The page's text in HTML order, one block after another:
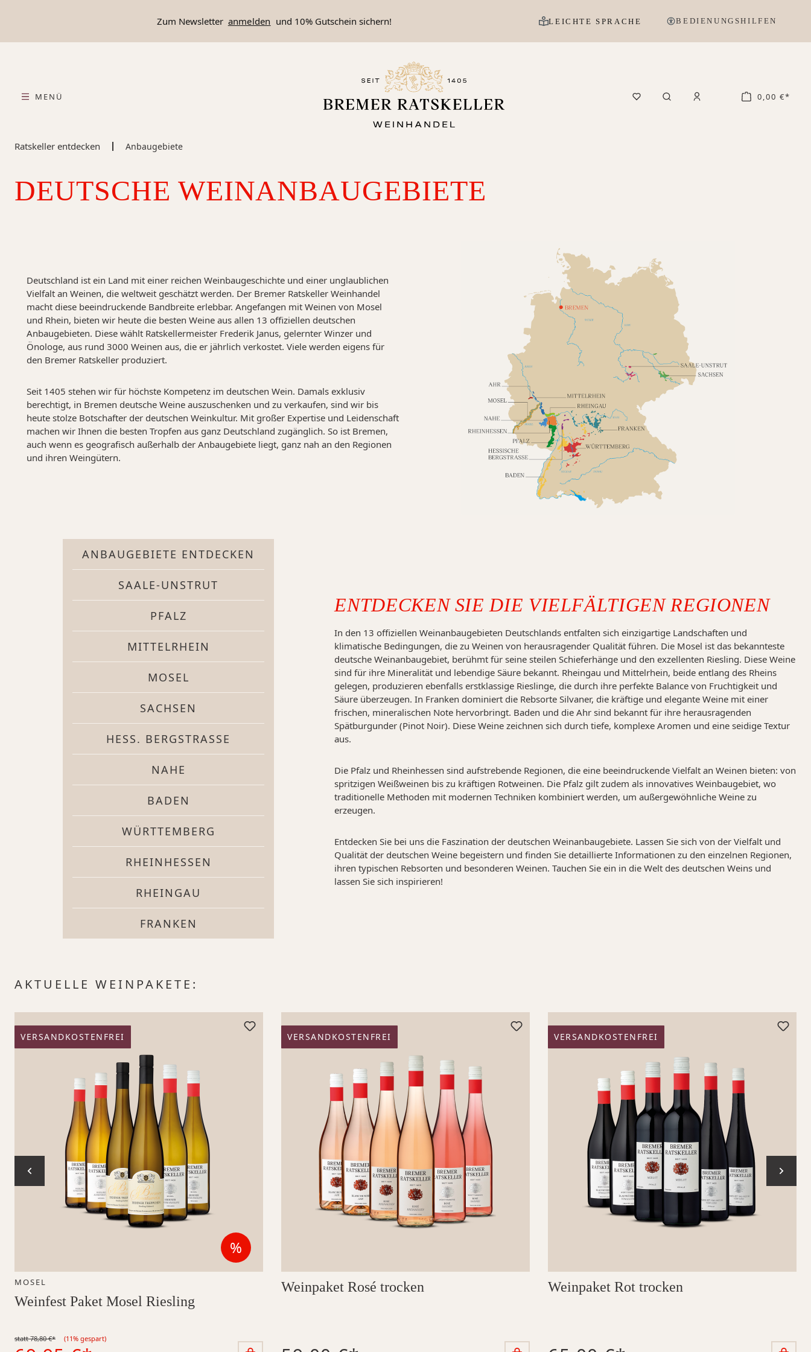
Zum Newsletter anmelden und 10% Gutschein sichern! LEICHTE SPRACHE BEDIENUNGSHILFEN
MENÜ 0,00 €*
Ratskeller entdecken Anbaugebiete
DEUTSCHE WEINANBAU­GEBIETE
Deutschland ist ein Land mit einer reichen Weinbaugeschichte und einer unglaublichen
Vielfalt an Weinen, die weltweit geschätzt werden. Der Bremer Ratskeller Weinhandel
macht diese beeindruckende Bandbreite erlebbar. Angefangen mit Weinen von Mosel
und Rhein, bieten wir heute die besten Weine aus allen 13 offiziellen deutschen
Anbaugebieten. Diese wählt Ratskellermeister Frederik Janus, gelernter Winzer und
Önologe, aus rund 3000 Weinen aus, die er jährlich verkostet. Viele werden eigens für
den Bremer Ratskeller produziert.
Seit 1405 stehen wir für höchste Kompetenz im deutschen Wein. Damals exklusiv
berechtigt, in Bremen deutsche Weine auszuschenken und zu verkaufen, sind wir bis
heute stolze Botschafter der deutschen Weinkultur. Mit großer Expertise und Leidenschaft
machen wir Ihnen die besten Tropfen aus ganz Deutschland zugänglich. So ist Bremen,
auch wenn es geografisch außerhalb der Anbaugebiete liegt, ganz nah an den Regionen
und ihren Weingütern.
ANBAUGEBIETE ENTDECKEN
SAALE-UNSTRUT
PFALZ
MITTELRHEIN
MOSEL
SACHSEN
HESS. BERGSTRASSE
NAHE
BADEN
WÜRTTEMBERG
RHEINHESSEN
RHEINGAU
FRANKEN
ENTDECKEN SIE DIE VIELFÄLTIGEN REGIONEN
In den 13 offiziellen Weinanbaugebieten Deutschlands entfalten sich einzigartige Landschaften und
klimatische Bedingungen, die zu Weinen von herausragender Qualität führen. Die Mosel ist das bekannteste
deutsche Weinanbaugebiet, berühmt für seine steilen Schieferhänge und den exzellenten Riesling. Diese Weine
sind für ihre Mineralität und lebendige Säure bekannt. Rheingau und Mittelrhein, beide entlang des Rheins
gelegen, produzieren ebenfalls erstklassige Rieslinge, die durch ihre perfekte Balance von Fruchtigkeit und
Säure überzeugen. In Franken dominiert die Rebsorte Silvaner, die kräftige und elegante Weine mit einer
frischen, mineralischen Note hervorbringt. Baden und die Ahr sind bekannt für ihre herausragenden
Spätburgunder (Pinot Noir). Diese Weine zeichnen sich durch tiefe, komplexe Aromen und eine seidige Textur
aus.
Die Pfalz und Rheinhessen sind aufstrebende Regionen, die eine beeindruckende Vielfalt an Weinen bieten: von
spritzigen Weißweinen bis zu kräftigen Rotweinen. Die Pfalz gilt zudem als innovatives Weinbaugebiet, wo
traditionelle Methoden mit modernen Techniken kombiniert werden, um außergewöhnliche Weine zu
erzeugen.
Entdecken Sie bei uns die Faszination der deutschen Weinanbaugebiete. Lassen Sie sich von der Vielfalt und
Qualität der deutschen Weine begeistern und finden Sie detaillierte Informationen zu den einzelnen Regionen,
ihren typischen Rebsorten und besonderen Weinen. Tauchen Sie ein in die Welt des deutschen Weins und
lassen Sie sich inspirieren!
Produktgalerie überspringen
AKTUELLE WEINPAKETE:
VERSANDKOSTENFREI
%Reduzierter Artikel
MOSEL
Weinfest Paket Mosel Riesling
statt 78,80 €* (11% gespart)
VERSANDKOSTENFREI
Weinpaket Rosé trocken
VERSANDKOSTENFREI
Weinpaket Rot trocken